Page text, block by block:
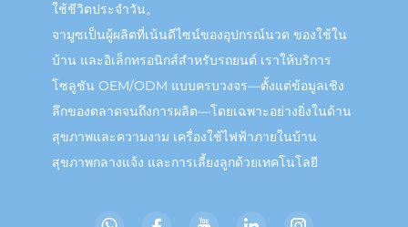
ใช้ชีวิตประจำวัน。
จามูซเป็นผู้ผลิตที่เน้นดีไซน์ของอุปกรณ์นวด ของใช้ใน
บ้าน และอิเล็กทรอนิกส์สำหรับรถยนต์ เราให้บริการ
โซลูชัน OEM/ODM แบบครบวงจร—ตั้งแต่ข้อมูลเชิง
ลึกของตลาดจนถึงการผลิต—โดยเฉพาะอย่างยิ่งในด้าน
สุขภาพและความงาม เครื่องใช้ไฟฟ้าภายในบ้าน
สุขภาพกลางแจ้ง และการเลี้ยงลูกด้วยเทคโนโลยี